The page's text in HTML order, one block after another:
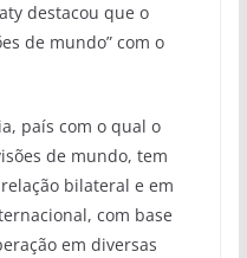
destacou que o
de mundo” com o
país com o qual o
de mundo, tem
bilateral e em
com base
em diversas